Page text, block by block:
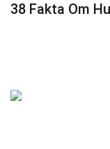
38 Fakta Om